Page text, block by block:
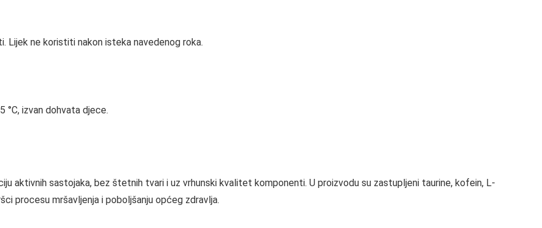
Lijek ne koristiti nakon isteka navedenog roka.
°C, izvan dohvata djece.
aktivnih sastojaka, bez štetnih tvari i uz vrhunski kvalitet komponenti. U proizvodu su zastupljeni taurine, kofein, L-
procesu mršavljenja i poboljšanju općeg zdravlja.